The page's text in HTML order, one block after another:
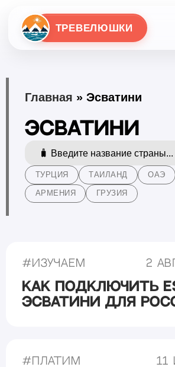
ТРЕВЕЛЮШКИ
Главная »Эсватини
Эсватини
ТУРЦИЯ ТАИЛАНД ОАЭ
АРМЕНИЯ ГРУЗИЯ
#Изучаем 2
Как подключить
Эсватини для
# Платим 11